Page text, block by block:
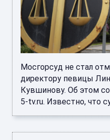
Мосгорсуд не стал
директору певицы
Кувшинову. Об этом
5-tv.ru. Известно, что